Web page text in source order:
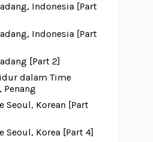
Indonesia [Part
Indonesia [Part
[Part 2]
dalam Time
Penang
Seoul, Korean [Part
Seoul, Korea [Part 4]